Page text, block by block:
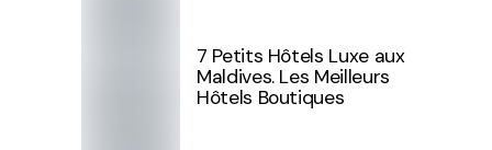
7 Petits Hôtels Luxe aux
Maldives. Les Meilleurs
Hôtels Boutiques